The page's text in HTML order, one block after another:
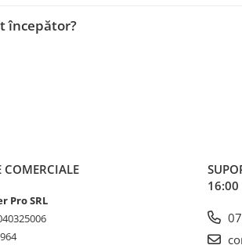
începător?
COMERCIALE
Pro SRL
16:00